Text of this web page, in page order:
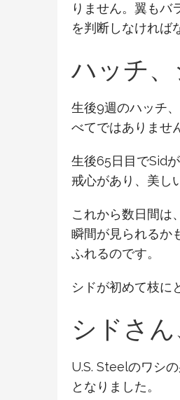
りません。翼もバ
を判断しなければ
ハッチ
生後9週のハッチ
べてではありませ
生後65日目でSid
戒心があり、美し
これから数日間は
瞬間が見られるか
ふれるのです。
シドが初めて枝に
シドさ
U.S. Steelのワシ
となりました。